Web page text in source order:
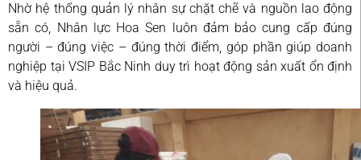
Nhờ hệ thống quản lý nhân sự chặt chẽ và nguồn lao động
sẵn có, Nhân lực Hoa Sen luôn đảm bảo cung cấp đúng
người – đúng việc – đúng thời điểm, góp phần giúp doanh
nghiệp tại VSIP Bắc Ninh duy trì hoạt động sản xuất ổn định
và hiệu quả.